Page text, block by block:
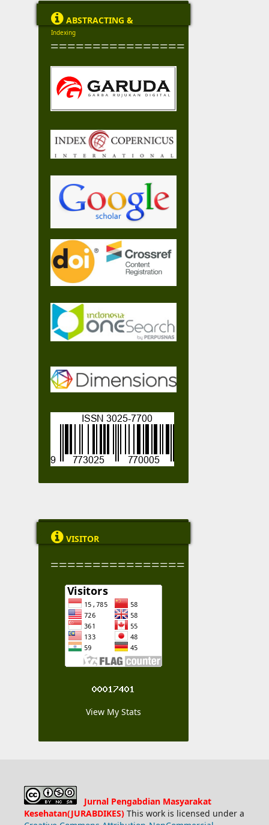
 ABSTRACTING &
Indexing
================
 VISITOR
================
View My Stats
Jurnal Pengabdian Masyarakat
Kesehatan(JURABDIKES)This work is licensed under a